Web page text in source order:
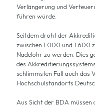
Verlängerung und
führen würde.
Seitdem droht der
zwischen 1.000 und 1.600
Nadelöhr zu werden. Dies
des
schlimmsten Fall auch das
Hochschulstandorts
Aus Sicht der BDA